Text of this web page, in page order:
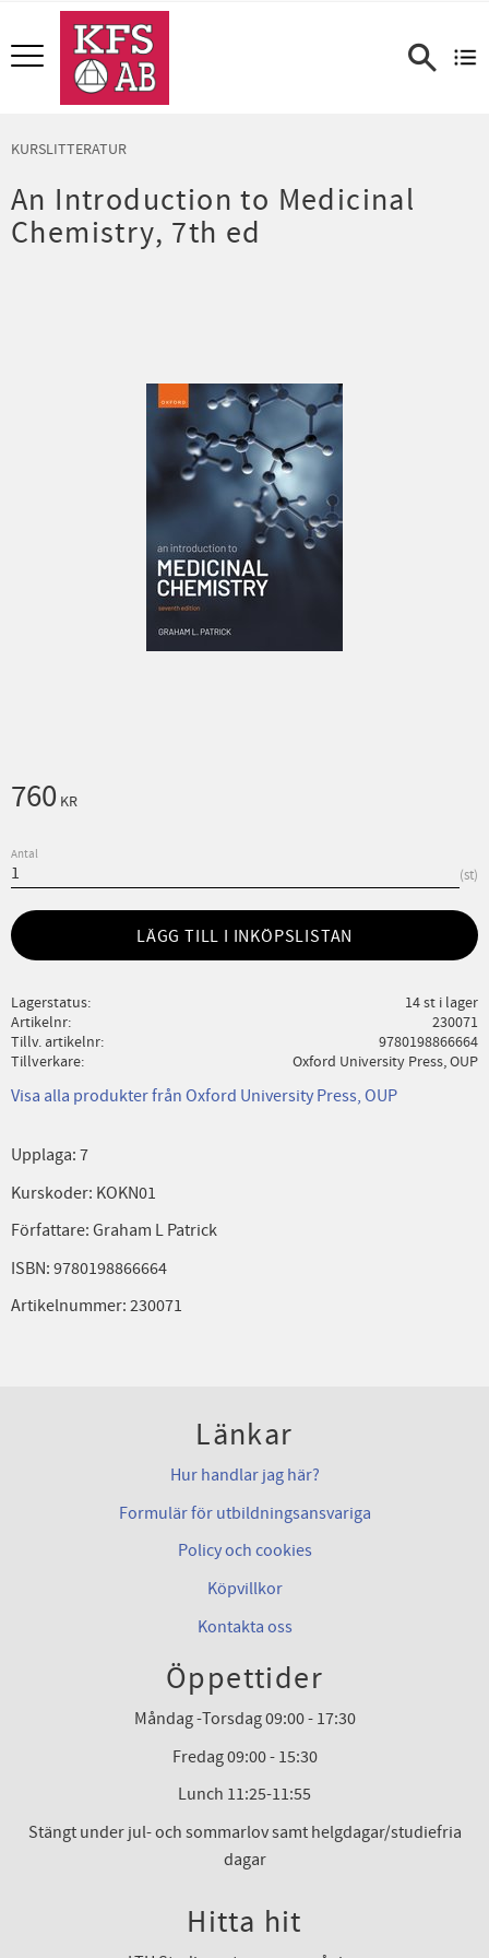
Meny
KURSLITTERATUR
An Introduction to Medicinal
Chemistry, 7th ed
760 KR
Antal
st
LÄGG TILL I INKÖPSLISTAN
Lagerstatus
14 st i lager
Artikelnr
230071
Tillv. artikelnr
9780198866664
Tillverkare
Oxford University Press, OUP
Visa alla produkter från Oxford University Press, OUP
Upplaga: 7
Kurskoder: KOKN01
Författare: Graham L Patrick
ISBN: 9780198866664
Artikelnummer: 230071
Länkar
Hur handlar jag här?
Formulär för utbildningsansvariga
Policy och cookies
Köpvillkor
Kontakta oss
Öppettider
Måndag -Torsdag 09:00 - 17:30
Fredag 09:00 - 15:30
Lunch 11:25-11:55
Stängt under jul- och sommarlov samt helgdagar/studiefria
dagar
Hitta hit